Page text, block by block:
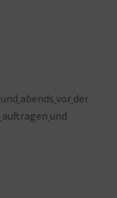
und abends vor der
auftragen und